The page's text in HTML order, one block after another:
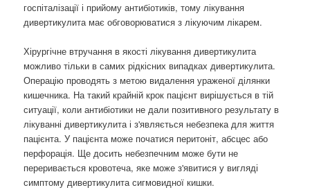
госпіталізації і прийому антибіотиків, тому лікування
дивертикулита має обговорюватися з лікуючим лікарем.
Хірургічне втручання в якості лікування дивертикулита
можливо тільки в самих рідкісних випадках дивертикулита.
Операцію проводять з метою видалення ураженої ділянки
кишечника. На такий крайній крок пацієнт вирішується в тій
ситуації, коли антибіотики не дали позитивного результату в
лікуванні дивертикулита і з'являється небезпека для життя
пацієнта. У пацієнта може початися перитоніт, абсцес або
перфорація. Ще досить небезпечним може бути не
переривається кровотеча, яке може з'явитися у вигляді
симптому дивертикулита сигмовидної кишки.